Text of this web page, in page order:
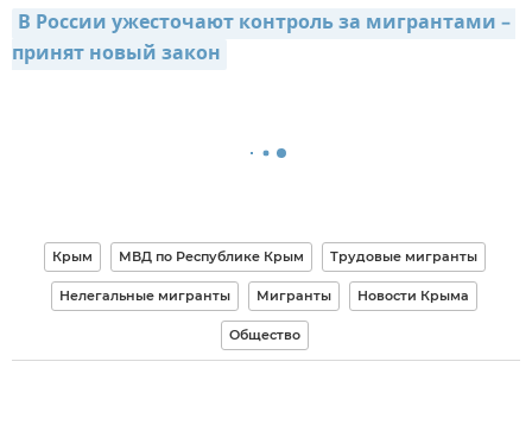
В России ужесточают контроль за мигрантами –
принят новый закон
Крым МВД по Республике Крым Трудовые мигранты
Нелегальные мигранты Мигранты Новости Крыма
Общество